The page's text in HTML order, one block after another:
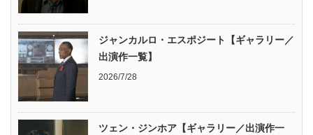
ジャンカルロ・エスポジート【ギャラリー／
出演作一覧】
2026/7/28
ツェン・ジンホア【ギャラリー／出演作一